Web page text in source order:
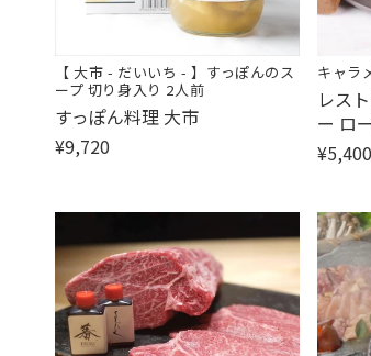
【 大市 - だいいち - 】すっぽんのス
ープ 切り身入り 2人前
販
売
すっぽん料理 大市
¥9,720
キャラ
販
売
元:
レス
ー ロ
¥5,400